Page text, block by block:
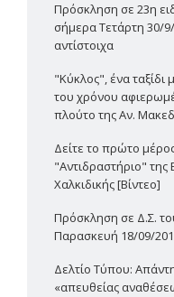
Πρόσκληση σε 23η
σήμερα Τετάρτη 30/9/
αντίστοιχα
"Κύκλος", ένα ταξίδι
του χρόνου
πλούτο της Αν.
Δείτε το πρώτο
"Αντιδραστήριο" της
Χαλκιδικής [Βίντεο]
Πρόσκληση σε Δ.Σ.
Παρασκευή 18/09/
Δελτίο Τύπου:
«απευθείας